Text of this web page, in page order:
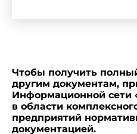
машины.
1.3.
физические лица
связанных с
Чтобы получить
другим документам,
Информационной сети
в области
предприятий
документацией.